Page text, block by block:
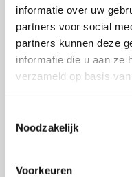
informatie over uw
partners voor social
partners kunnen deze
informatie die u aan ze
verzameld op basis
Noodzakelijk
Voorkeuren
bepalen of een
overtuiging of
aandacht voor de
bijdrage leveren aan
gebied van